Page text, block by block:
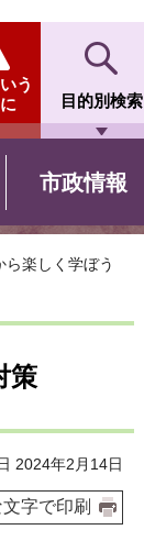
う
目的別検索
市政情報
ら楽しく学ぼう
策
2024年2月14日
字で印刷